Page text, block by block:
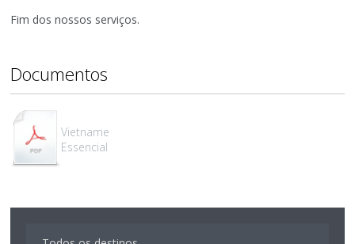
Fim dos nossos serviços.
Documentos
Vietname
Essencial